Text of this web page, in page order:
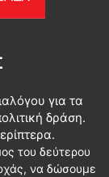
για τα
δράση.
του δεύτερου
να δώσουμε